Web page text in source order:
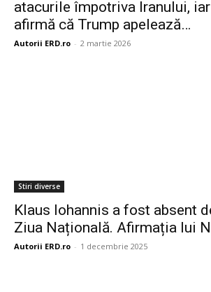
atacurile împotriva Iranului,
afirmă că Trump apelează…
Autorii ERD.ro - 2 martie 2026
Stiri diverse
Klaus Iohannis a fost absent
Ziua Națională. Afirmația lui
Autorii ERD.ro - 1 decembrie 2025